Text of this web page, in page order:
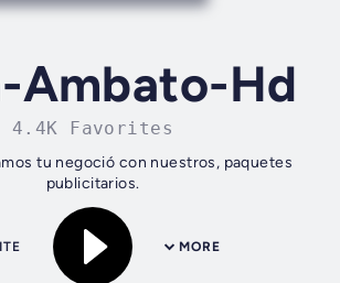
Ambato-Hd
4.4K Favorites
tu negoció con nuestros, paquetes
publicitarios.
MORE